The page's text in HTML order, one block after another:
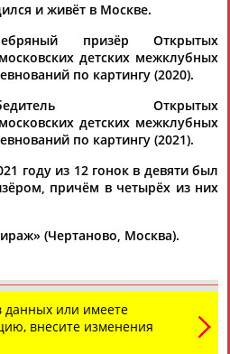
АБАКУМОВА
АБАЛАКИНА
Рамазан
АБАЧАРАЕВ
Ростом
АБАШИДЗЕ
Акжана
Артур
и живёт в Москве.
призёр Открытых
детских межклубных
по картингу (2020).
Открытых
детских межклубных
по картингу (2021).
году из 12 гонок в девяти был
причём в четырёх из них
(Чертаново, Москва).
или имеете
внесите изменения